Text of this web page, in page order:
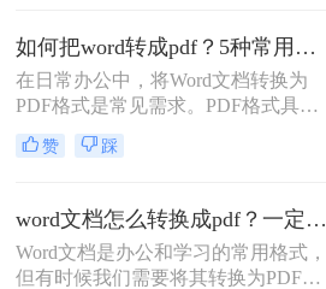
种将Word文档转换为PDF的方法，以
满足不同用户的需求。
如何把word转成pdf？5种常用的转换方法详解！
在日常办公中，将Word文档转换为
PDF格式是常见需求。PDF格式具有
跨平台兼容性强、格式固定、不易被
篡改等优势，尤其适合用于正式文件
呢？本文将介绍5种常用的转换方
法，涵盖从免费工具到专业软件的多
种选择。
赞 踩
word文档怎么转换成pdf？一定要试试这四种方法！
Word文档是办公和学习的常用格式，
但有时候我们需要将其转换为PDF格